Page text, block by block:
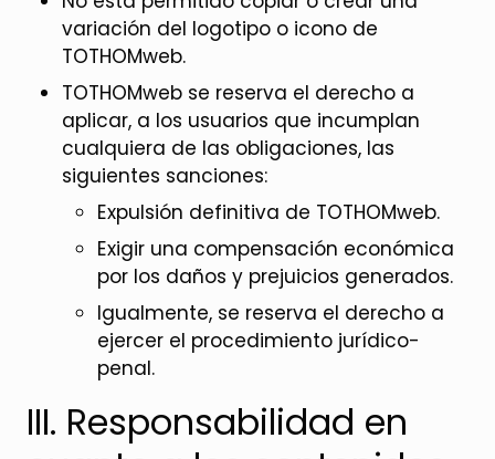
variación del logotipo o icono de
TOTHOMweb.
TOTHOMweb se reserva el derecho a
aplicar, a los usuarios que incumplan
cualquiera de las obligaciones, las
siguientes sanciones:
Expulsión definitiva de TOTHOMweb.
Exigir una compensación económica
por los daños y prejuicios generados.
Igualmente, se reserva el derecho a
ejercer el procedimiento jurídico-
penal.
III. Responsabilidad en